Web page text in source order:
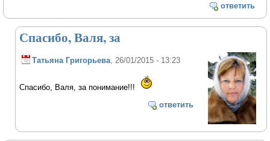
ответить
Спасибо, Валя, за
Татьяна Григорьева, 26/01/2015 - 13:23
Спасибо, Валя, за понимание!!!
ответить